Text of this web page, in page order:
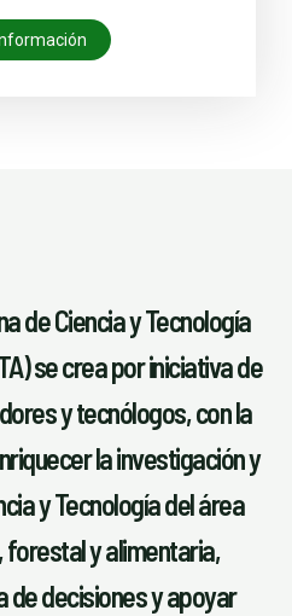
de Ciencia y Tecnología
se crea por iniciativa de
y tecnólogos, con la
la investigación y
y Tecnología del área
forestal y alimentaria,
de decisiones y apoyar